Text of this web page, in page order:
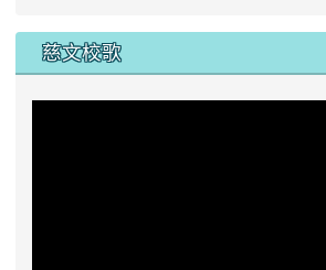
慈文校歌